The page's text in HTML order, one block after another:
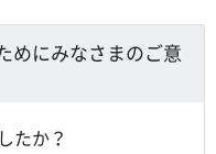
めにみなさまのご意
たか？